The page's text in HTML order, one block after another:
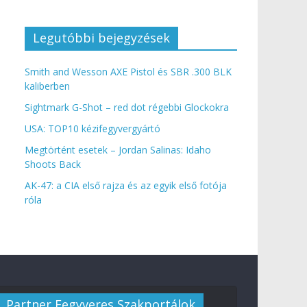
Legutóbbi bejegyzések
Smith and Wesson AXE Pistol és SBR .300 BLK
kaliberben
Sightmark G-Shot – red dot régebbi Glockokra
USA: TOP10 kézifegyvergyártó
Megtörtént esetek – Jordan Salinas: Idaho
Shoots Back
AK-47: a CIA első rajza és az egyik első fotója
róla